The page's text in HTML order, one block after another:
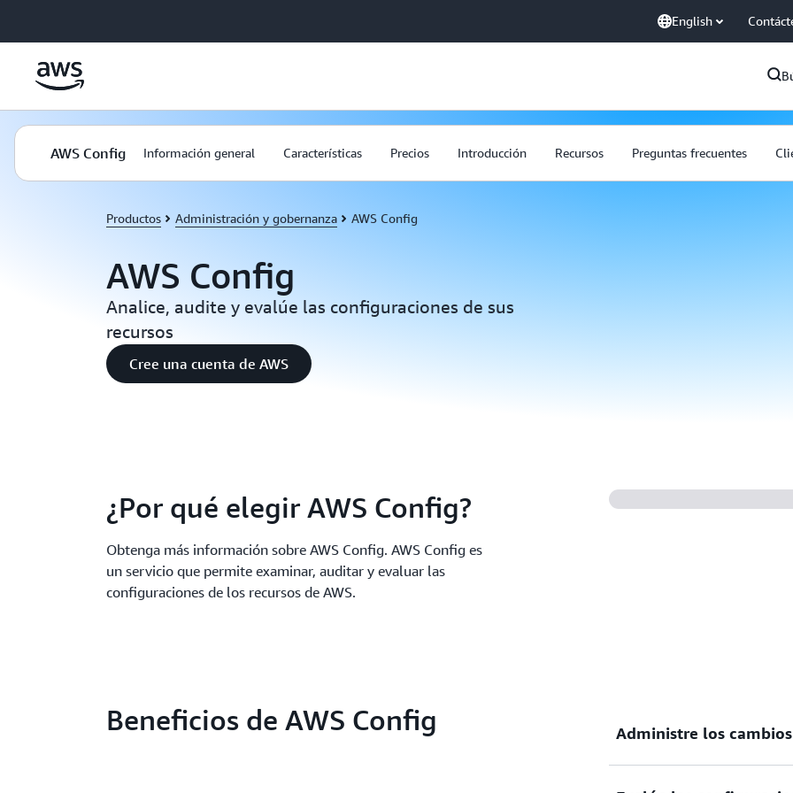
English
AWS Config Información general Características Precios Introducción Recursos Preguntas frecuentes
Productos Administración y gobernanza AWS Config
AWS Config
Analice, audite y evalúe las configuraciones de sus
recursos
Cree una cuenta de AWS
¿Por qué elegir AWS Config?
Obtenga más información sobre AWS Config. AWS Config es
un servicio que permite examinar, auditar y evaluar las
configuraciones de los recursos de AWS.
Beneficios de AWS Config Administre los